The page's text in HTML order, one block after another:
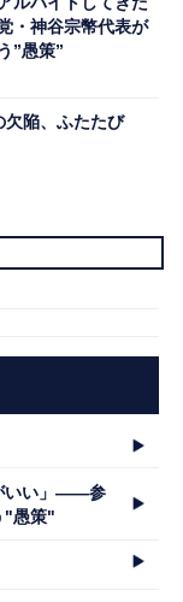
神谷宗幣代表が
”愚策”
欠陥、ふたたび
いい」――参
"愚策"